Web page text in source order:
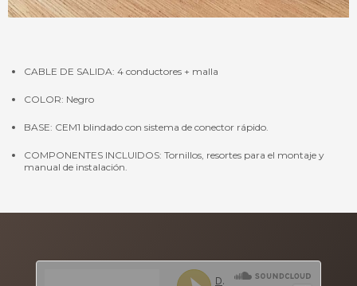
CABLE DE SALIDA: 4 conductores + malla
COLOR: Negro
BASE: CEM1 blindado con sistema de conector rápido.
COMPONENTES INCLUIDOS: Tornillos, resortes para el montaje y
manual de instalación.